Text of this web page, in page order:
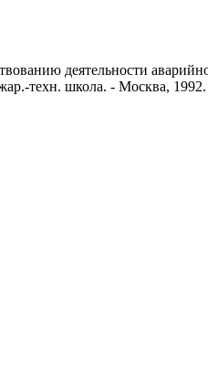
деятельности
техн. школа. - Москва, 1992.